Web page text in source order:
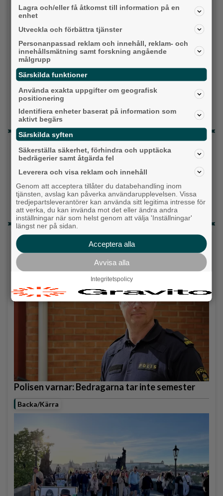
Sverigedemokraterna
Miljöpartiet
Kristdemokraterna
Centerpartiet
Liberalerna
Vet ej
Topp tre denna veckan
Fastighetsägarna vill ha ny hyresmodell –
Hyresgästföreningen kritiska
Ny pastor i Equmeniakyrkan Långared
Då börjar tågen rulla igen: ”Vi ligger bra i fas”
Senaste artiklarna
Alingsås
Polisen varnar: Bedragarna tar inte semester
Backa/Kärra
Lagra och/eller få åtkomst till information på en
enhet
Utveckla och förbättra tjänster
Personanpassad reklam och innehåll, reklam- och
innehållsmätning samt forskning angående
målgrupp
Särskilda funktioner
Använda exakta uppgifter om geografisk
positionering
Identifiera enheter baserat på information som
aktivt begärs
Särskilda syften
Säkerställa säkerhet, förhindra och upptäcka
bedrägerier samt åtgärda fel
Leverera och visa reklam och innehåll
Genom att acceptera tillåter du databehandling inom
tjänsten, avslag kan påverka användarupplevelsen. Vissa
tredjepartsleverantörer kan använda sitt legitima intresse för
att verka, du kan invända mot det eller ändra andra
inställningar när som helst genom att välja 'Inställningar'
längst ner på sidan.
Acceptera alla
Avvisa alla
Integritetspolicy